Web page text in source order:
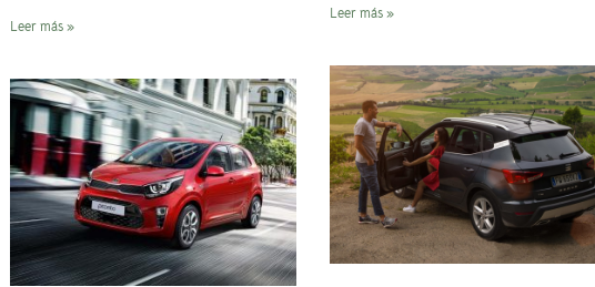
Leer más »
Leer más »